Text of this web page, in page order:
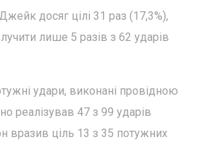
досяг цілі 31 раз (17,3%),
лише 5 разів з 62 ударів
удари, виконані провідною
реалізував 47 з 99 ударів
вразив ціль 13 з 35 потужних